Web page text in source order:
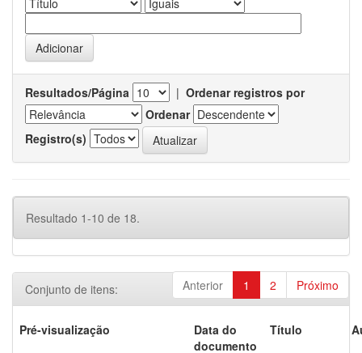
Resultados/Página | Ordenar registros por
Ordenar
Registro(s)
Resultado 1-10 de 18.
Anterior 1 2 Próximo
Conjunto de itens:
Pré-visualização
Data do
documento
Título